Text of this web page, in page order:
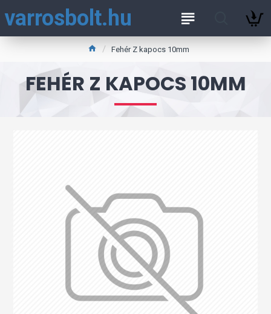
varrosbolt.hu
Fehér Z kapocs 10mm
FEHÉR Z KAPOCS 10MM